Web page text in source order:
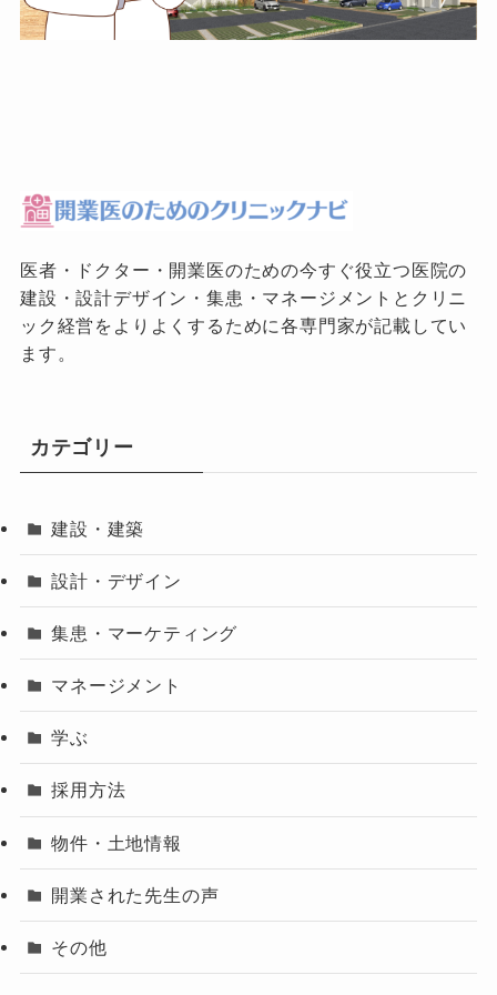
医者・ドクター・開業医のための今すぐ役立つ医院の
建設・設計デザイン・集患・マネージメントとクリニ
ック経営をよりよくするために各専門家が記載してい
ます。
カテゴリー
建設・建築
設計・デザイン
集患・マーケティング
マネージメント
学ぶ
採用方法
物件・土地情報
開業された先生の声
その他